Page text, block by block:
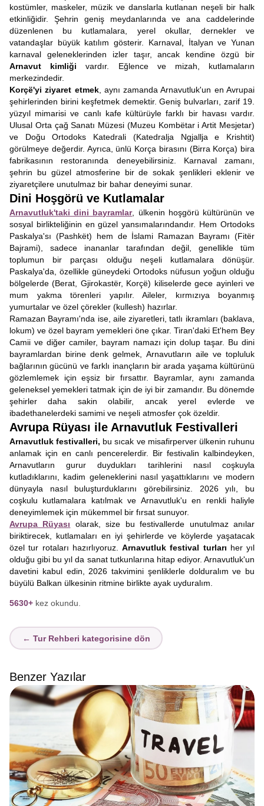
kostümler, maskeler, müzik ve danslarla kutlanan neşeli bir halk
etkinliğidir. Şehrin geniş meydanlarında ve ana caddelerinde
düzenlenen bu kutlamalara, yerel okullar, dernekler ve
vatandaşlar büyük katılım gösterir. Karnaval, İtalyan ve Yunan
karnaval geleneklerinden izler taşır, ancak kendine özgü bir
Arnavut kimliği vardır. Eğlence ve mizah, kutlamaların
merkezindedir.
Korçë'yi ziyaret etmek, aynı zamanda Arnavutluk'un en Avrupai
şehirlerinden birini keşfetmek demektir. Geniş bulvarları, zarif 19.
yüzyıl mimarisi ve canlı kafe kültürüyle farklı bir havası vardır.
Ulusal Orta çağ Sanatı Müzesi (Muzeu Kombëtar i Artit Mesjetar)
ve Doğu Ortodoks Katedrali (Katedralja Ngjallja e Krishtit)
görülmeye değerdir. Ayrıca, ünlü Korça birasını (Birra Korça) bira
fabrikasının restoranında deneyebilirsiniz. Karnaval zamanı,
şehrin bu güzel atmosferine bir de sokak şenlikleri eklenir ve
ziyaretçilere unutulmaz bir bahar deneyimi sunar.
Dini Hoşgörü ve Kutlamalar
Arnavutluk'taki dini bayramlar, ülkenin hoşgörü kültürünün ve
sosyal birlikteliğinin en güzel yansımalarındandır. Hem Ortodoks
Paskalya'sı (Pashkët) hem de İslami Ramazan Bayramı (Fitër
Bajrami), sadece inananlar tarafından değil, genellikle tüm
toplumun bir parçası olduğu neşeli kutlamalara dönüşür.
Paskalya'da, özellikle güneydeki Ortodoks nüfusun yoğun olduğu
bölgelerde (Berat, Gjirokastër, Korçë) kiliselerde gece ayinleri ve
mum yakma törenleri yapılır. Aileler, kırmızıya boyanmış
yumurtalar ve özel çörekler (kullesh) hazırlar.
Ramazan Bayramı'nda ise, aile ziyaretleri, tatlı ikramları (baklava,
lokum) ve özel bayram yemekleri öne çıkar. Tiran'daki Et'hem Bey
Camii ve diğer camiler, bayram namazı için dolup taşar. Bu dini
bayramlardan birine denk gelmek, Arnavutların aile ve topluluk
bağlarının gücünü ve farklı inançların bir arada yaşama kültürünü
gözlemlemek için eşsiz bir fırsattır. Bayramlar, aynı zamanda
geleneksel yemekleri tatmak için de iyi bir zamandır. Bu dönemde
şehirler daha sakin olabilir, ancak yerel evlerde ve
ibadethanelerdeki samimi ve neşeli atmosfer çok özeldir.
Avrupa Rüyası ile Arnavutluk Festivalleri
Arnavutluk festivalleri, bu sıcak ve misafirperver ülkenin ruhunu
anlamak için en canlı pencerelerdir. Bir festivalin kalbindeyken,
Arnavutların gurur duydukları tarihlerini nasıl coşkuyla
kutladıklarını, kadim geleneklerini nasıl yaşattıklarını ve modern
dünyayla nasıl buluşturduklarını görebilirsiniz. 2026 yılı, bu
coşkulu kutlamalara katılmak ve Arnavutluk'u en renkli haliyle
deneyimlemek için mükemmel bir fırsat sunuyor.
Avrupa Rüyası olarak, size bu festivallerde unutulmaz anılar
biriktirecek, kutlamaları en iyi şehirlerde ve köylerde yaşatacak
özel tur rotaları hazırlıyoruz. Arnavutluk festival turları her yıl
olduğu gibi bu yıl da sanat tutkunlarına hitap ediyor. Arnavutluk'un
davetini kabul edin, 2026 takvimini şenliklerle dolduralım ve bu
büyülü Balkan ülkesinin ritmine birlikte ayak uyduralım.
5630+ kez okundu.
← Tur Rehberi kategorisine dön
Benzer Yazılar